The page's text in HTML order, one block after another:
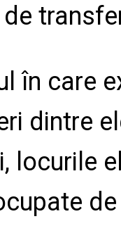
în care
dintre
locurile
de